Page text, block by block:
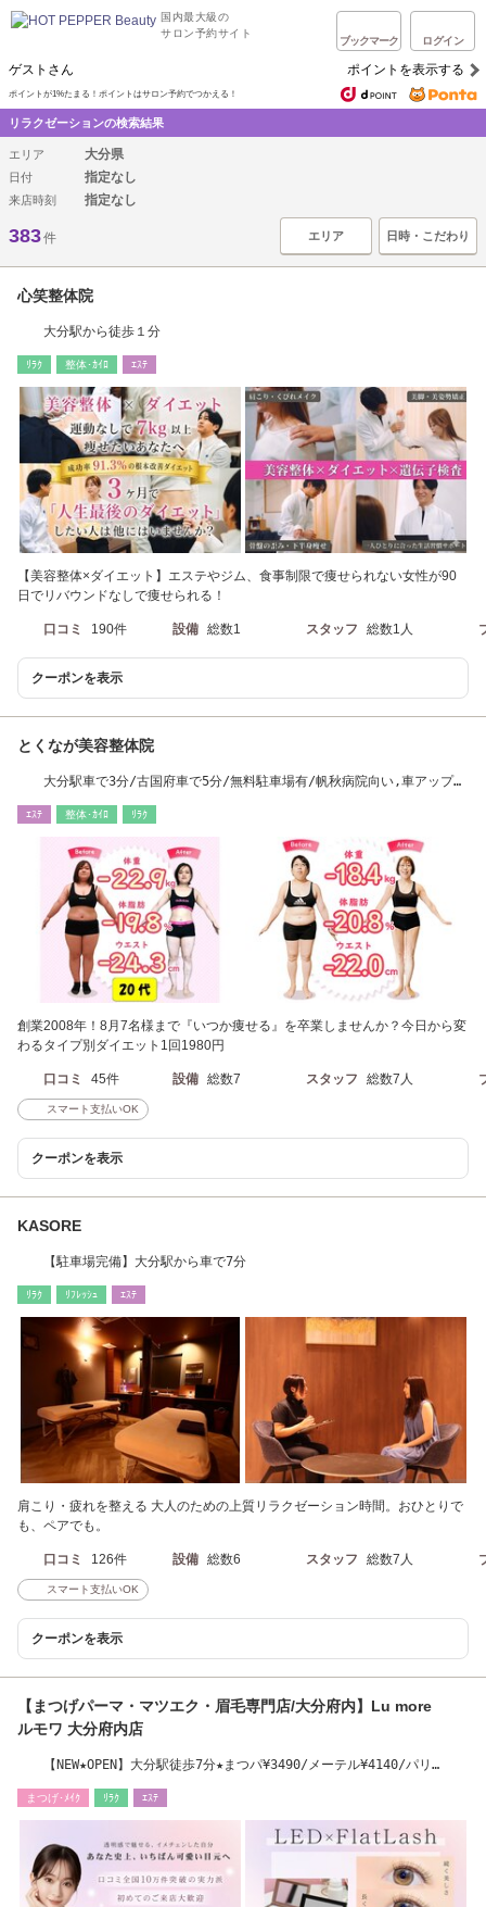
国内最大級の
サロン予約サイト
ブックマーク ログイン
ゲストさん ポイントを表示する
ポイントが1%たまる！ポイントはサロン予約でつかえる！
リラクゼーションの検索結果
エリア 大分県
日付 指定なし
来店時刻 指定なし
383件 エリア 日時・こだわり
心笑整体院
大分駅から徒歩１分
ﾘﾗｸ 整体･ｶｲﾛ ｴｽﾃ
【美容整体×ダイエット】エステやジム、食事制限で痩せられない女性が90
日でリバウンドなしで痩せられる！
口コミ 190件 設備 総数1 スタッフ 総数1人
クーポンを表示
とくなが美容整体院
大分駅車で3分/古国府車で5分/無料駐車場有/帆秋病院向い,車アップル
ｴｽﾃ 整体･ｶｲﾛ ﾘﾗｸ
創業2008年！8月7名様まで『いつか痩せる』を卒業しませんか？今日から変
わるタイプ別ダイエット1回1980円
口コミ 45件 設備 総数7 スタッフ 総数7人
スマート支払いOK
クーポンを表示
KASORE
【駐車場完備】大分駅から車で7分
ﾘﾗｸ ﾘﾌﾚｯｼｭ ｴｽﾃ
肩こり・疲れを整える 大人のための上質リラクゼーション時間。おひとりで
も、ペアでも。
口コミ 126件 設備 総数6 スタッフ 総数7人
スマート支払いOK
クーポンを表示
【まつげパーマ・マツエク・眉毛専門店/大分府内】Lu more
ルモワ 大分府内店
【NEW★OPEN】大分駅徒歩7分★まつパ¥3490/メーテル¥4140/パリ
まつげ･ﾒｲｸ ﾘﾗｸ ｴｽﾃ